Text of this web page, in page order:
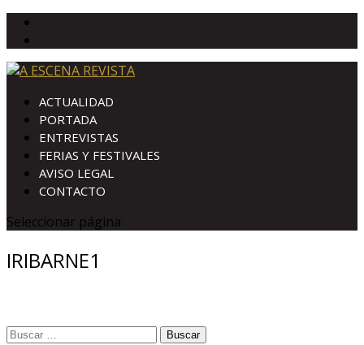
ACTUALIDAD
PORTADA
ENTREVISTAS
FERIAS Y FESTIVALES
AVISO LEGAL
CONTACTO
Seleccionar página
IRIBARNE1
Buscar: